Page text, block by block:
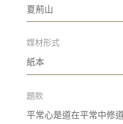
夏荊山
媒材形式
紙本
題款
平常心是道在平常中修